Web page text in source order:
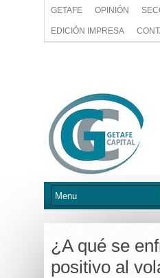
GETAFE OPINIÓN
EDICIÓN IMPRESA
¿A qué se
positivo al